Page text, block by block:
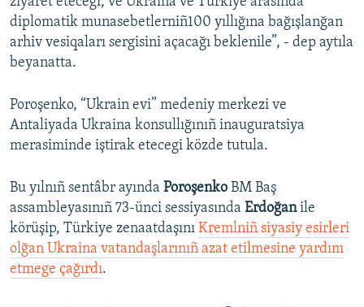
diplomatik munasebetlerniñ100 yıllığına bağışlanğan
arhiv vesiqaları sergisini açacağı beklenile”, - dep aytıla
beyanatta.
Poroşenko, “Ukrain evi” medeniy merkezi ve
Antaliyada Ukraina konsullığınıñ inauguratsiya
merasiminde iştirak etecegi közde tutula.
Bu yılnıñ sentâbr ayında Poroşenko BM Baş
assambleyasınıñ 73-ünci sessiyasında Erdoğanile
körüşip, Türkiye zenaatdaşını Kremlniñ siyasiy esirleri
olğan Ukraina vatandaşlarınıñ azat etilmesine yardım
etmege çağırdı.